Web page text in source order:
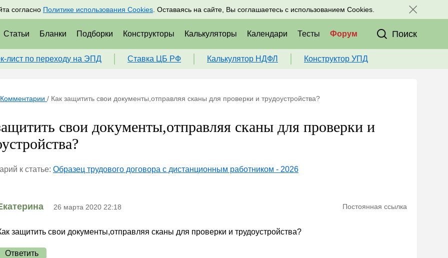
согласно Политике использования Cookies . Оставаясь на сайте, Вы соглашаетесь с использованием Cookies.
Подписаться Присоединяйтесь к нам в соц. сетях:
Статьи Бланки Подборки Конструкторы Калькуляторы Календари Тесты Форум Поиск
лист по переходу на ЭПД Ставка ЦБ РФ Калькулятор НДФЛ Конструктор УПД
Комментарии / Как защитить свои документы,отправляя сканы для проверки и трудоустройства?
свои документы,отправляя сканы для проверки и
к статье: Образец трудового договора с дистанционным работником - 2026
26 марта 2020 22:18 Постоянная ссылка
защитить свои документы,отправляя сканы для проверки и трудоустройства?
Ответить